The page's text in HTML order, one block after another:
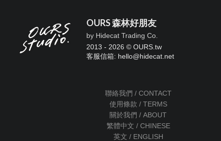
OURS 森林好朋友
by Hidecat Trading Co.
2013 - 2026 © OURS.tw
客服信箱: hello@hidecat.net
聯絡我們 / CONTACT
使用條款 / TERMS
關於我們 / ABOUT
繁體中文 / CHINESE
英文 / ENGLISH